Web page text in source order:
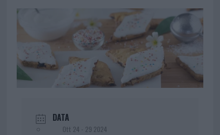
DATA
Ott 24 - 29 2024